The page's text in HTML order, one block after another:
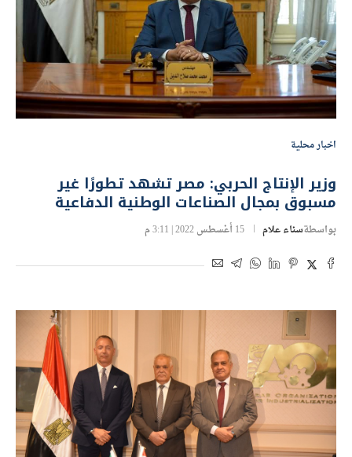
اخبار محلية
وزير الإنتاج الحربي: مصر تشهد تطورًا غير
مسبوق بمجال الصناعات الوطنية الدفاعية
بواسطةسناء علام 15 أغسطس 2022 | 3:11 م